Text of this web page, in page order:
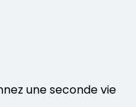
une seconde vie